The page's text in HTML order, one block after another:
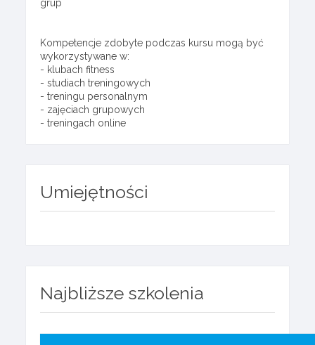
grup
Kompetencje zdobyte podczas kursu mogą być
wykorzystywane w:
- klubach fitness
- studiach treningowych
- treningu personalnym
- zajęciach grupowych
- treningach online
Umiejętności
Najbliższe szkolenia